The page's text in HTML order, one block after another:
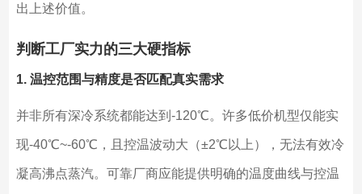
出上述价值。
判断工厂实力的三大硬指标
1. 温控范围与精度是否匹配真实需求
并非所有深冷系统都能达到-120℃。许多低价机型仅能实
现-40℃~-60℃，且控温波动大（±2℃以上），无法有效冷
凝高沸点蒸汽。可靠厂商应能提供明确的温度曲线与控温